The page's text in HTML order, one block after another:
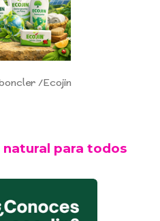
/Ecojin
natural para todos